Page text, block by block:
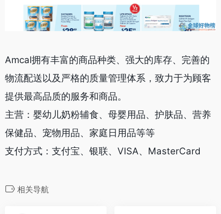
Amcal拥有丰富的商品种类、强大的库存、完善的
物流配送以及严格的质量管理体系，致力于为顾客
提供最高品质的服务和商品。
主营：婴幼儿奶粉辅食、母婴用品、护肤品、营养
保健品、宠物用品、家庭日用品等等
支付方式：支付宝、银联、VISA、MasterCard
相关导航